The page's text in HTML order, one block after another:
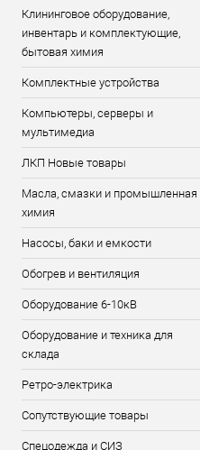
Клининговое оборудование,
инвентарь и комплектующие,
бытовая химия
Комплектные устройства
Компьютеры, серверы и
мультимедиа
ЛКП Новые товары
Масла, смазки и промышленная
химия
Насосы, баки и емкости
Обогрев и вентиляция
Оборудование 6-10кВ
Оборудование и техника для
склада
Ретро-электрика
Сопутствующие товары
Спецодежда и СИЗ